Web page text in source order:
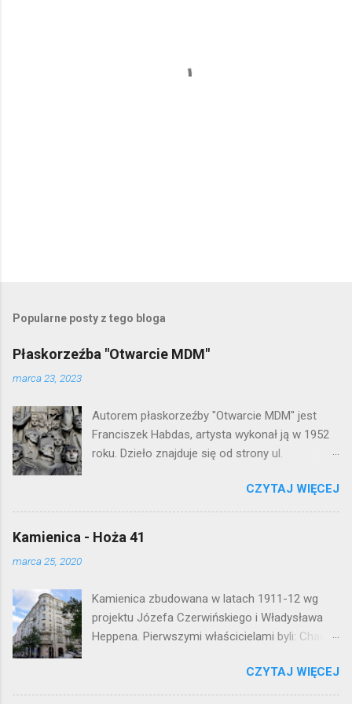
Popularne posty z tego bloga
Płaskorzeźba "Otwarcie MDM"
marca 23, 2023
Autorem płaskorzeźby "Otwarcie MDM" jest
Franciszek Habdas, artysta wykonał ją w 1952
roku. Dzieło znajduje się od strony ul.
warszawskiej flagowej inwestycji
mieszkaniowej lat 50. Lokalizacja: Śródmieście
CZYTAJ WIĘCEJ
Kamienica - Hoża 41
marca 25, 2020
Kamienica zbudowana w latach 1911-12 wg
projektu Józefa Czerwińskiego i Władysława
Heppena. Pierwszymi właścicielami byli: Chaim
kamienica była zamieszkała przez
pracowników Elektrowni Warszawskiej. Ten
CZYTAJ WIĘCEJ